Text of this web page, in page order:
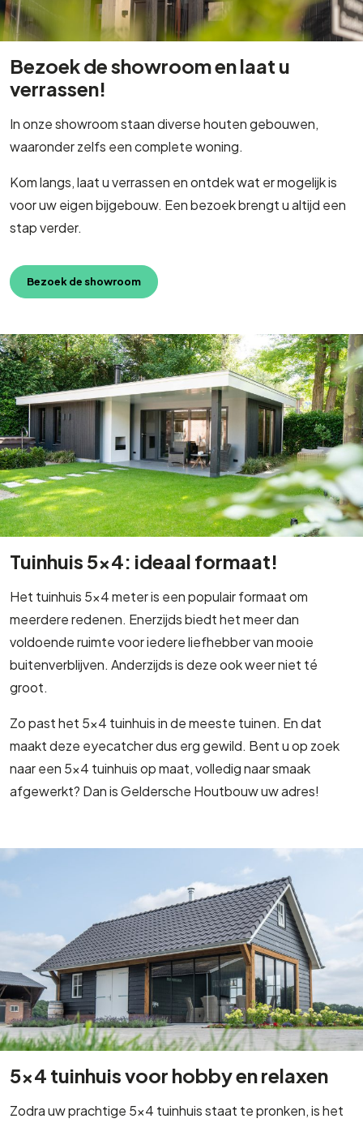
Bezoek de showroom en laat u
verrassen!
In onze showroom staan diverse houten gebouwen,
waaronder zelfs een complete woning.
Kom langs, laat u verrassen en ontdek wat er mogelijk is
voor uw eigen bijgebouw. Een bezoek brengt u altijd een
stap verder.
Bezoek de showroom
Tuinhuis 5x4: ideaal formaat!
Het tuinhuis 5×4 meter is een populair formaat om
meerdere redenen. Enerzijds biedt het meer dan
voldoende ruimte voor iedere liefhebber van mooie
buitenverblijven. Anderzijds is deze ook weer niet té
groot.
Zo past het 5×4 tuinhuis in de meeste tuinen. En dat
maakt deze eyecatcher dus erg gewild. Bent u op zoek
naar een 5×4 tuinhuis op maat, volledig naar smaak
afgewerkt? Dan is Geldersche Houtbouw uw adres!
5x4 tuinhuis voor hobby en relaxen
Zodra uw prachtige 5×4 tuinhuis staat te pronken, is het